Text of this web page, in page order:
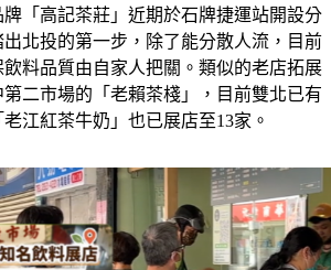
「高記茶莊」近期於石牌捷運站開設分
北投的第一步，除了能分散人流，目前
料品質由自家人把關。類似的老店拓展
二市場的「老賴茶棧」，目前雙北已有
江紅茶牛奶」也已展店至13家。